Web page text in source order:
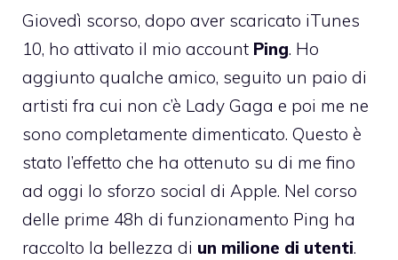
Giovedì scorso, dopo aver scaricato iTunes
10, ho attivato il mio account Ping. Ho
aggiunto qualche amico, seguito un paio di
artisti fra cui non c’è Lady Gaga e poi me ne
sono completamente dimenticato. Questo è
stato l’effetto che ha ottenuto su di me fino
ad oggi lo sforzo social di Apple. Nel corso
delle prime 48h di funzionamento Ping ha
raccolto la bellezza di un milione di utenti.